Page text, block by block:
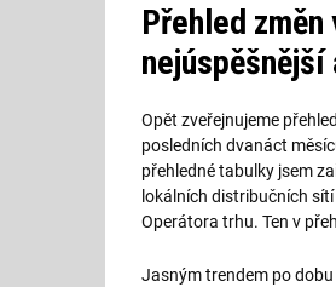
Přehled
nejúspěšnější
Opět zveřejnujeme
posledních dvanáct
přehledné tabulky jsem
lokálních distribučních
Operátora trhu. Ten v
Jasným trendem po